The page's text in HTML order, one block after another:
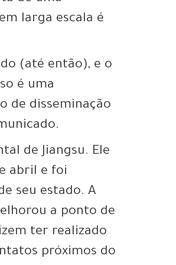
larga escala é
(até então), e o
é uma
de disseminação
de Jiangsu. Ele
abril e foi
seu estado. A
a ponto de
ter realizado
próximos do